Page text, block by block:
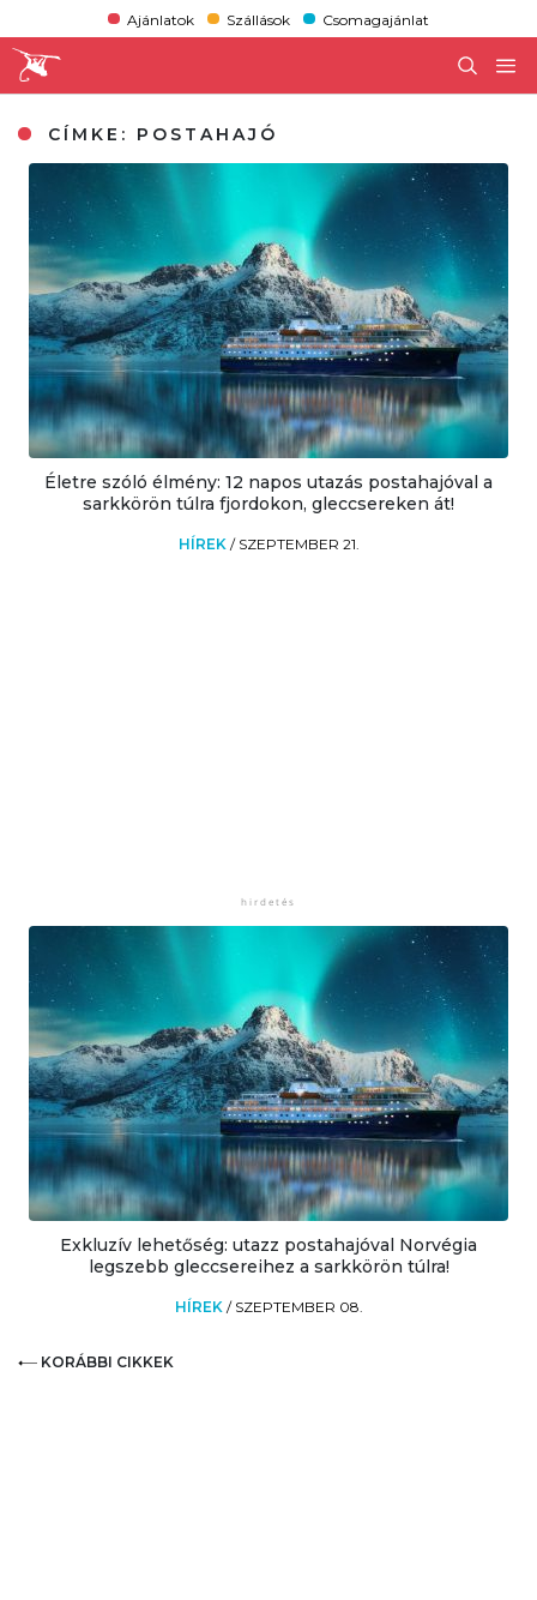
Ajánlatok Szállások Csomagajánlat
CÍMKE: POSTAHAJÓ
Életre szóló élmény: 12 napos utazás postahajóval a
sarkkörön túlra fjordokon, gleccsereken át!
HÍREK / SZEPTEMBER 21.
Exkluzív lehetőség: utazz postahajóval Norvégia
legszebb gleccsereihez a sarkkörön túlra!
HÍREK / SZEPTEMBER 08.
KORÁBBI CIKKEK